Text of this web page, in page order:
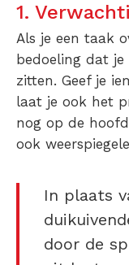
1.
Als je een taak
bedoeling dat
zitten. Geef je
laat je ook het
nog op de
ook
In plaats
door de